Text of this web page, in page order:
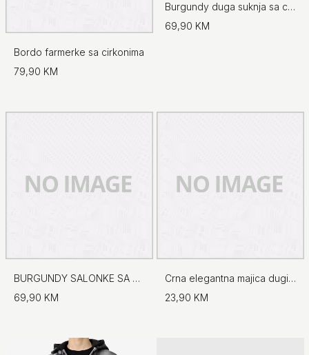
Bordo farmerke sa cirkonima
79,90 KM
Burgundy duga suknja sa cirkonima
69,90 KM
BURGUNDY SALONKE SA UKRASNIM DETALJEM
69,90 KM
Crna elegantna majica dugih rukava
23,90 KM